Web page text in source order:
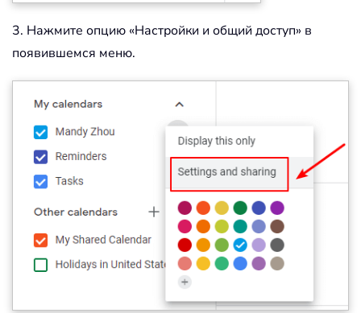
3. Нажмите опцию «Настройки и общий доступ» в
появившемся меню.